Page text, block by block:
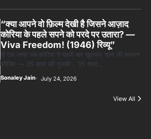
“क्या आपने वो फ़िल्म देखी है जिसने आज़ाद
कोरिया के पहले सपने को परदे पर उतारा? —
Viva Freedom! (1946) रिव्यू”
वो एक लम्हा जब कोरिया ने पहली बार खुलकर सांस ली कल्पना
कीजिए — 35 साल की गुलामी। 35 साल…
Sonaley Jain July 24, 2026
View All